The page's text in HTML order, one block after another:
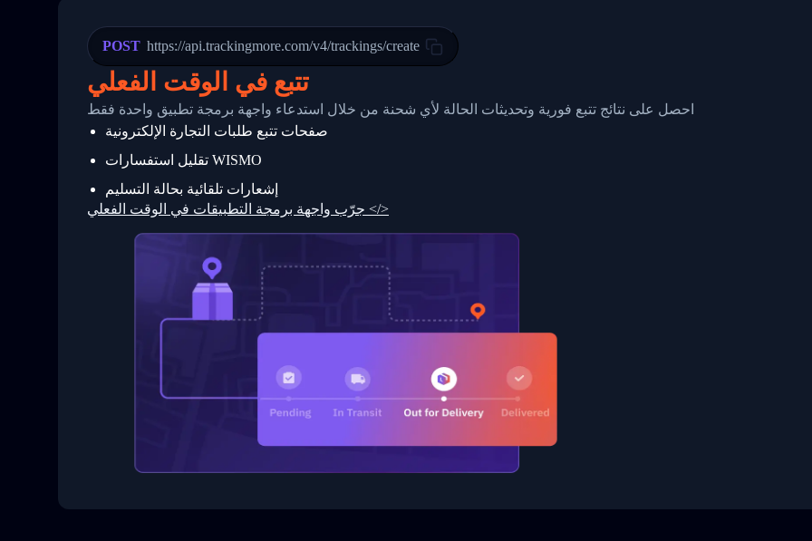
25
26
28
29
30
32
33
          {
            "Date": "2017-03-06 15:28:00",
            "StatusDescription": "Shipment picked up",
            "Details": "BEIJING-CHINA,PEOPLES REPUBLIC"
          }
        ]
      }
    ]
  }
}
POST https://api.trackingmore.com/v4/trackings/create
تتبع في الوقت الفعلي
احصل على نتائج تتبع فورية وتحديثات الحالة لأي شحنة من خلال استدعاء واجهة برمجة تطبيق واحدة فقط
صفحات تتبع طلبات التجارة الإلكترونية
تقليل استفسارات WISMO
إشعارات تلقائية بحالة التسليم
جرّب واجهة برمجة التطبيقات في الوقت الفعلي </>